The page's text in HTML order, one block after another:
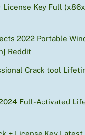
License Key Full
2022 Portable
Reddit
Crack tool
Full-Activated